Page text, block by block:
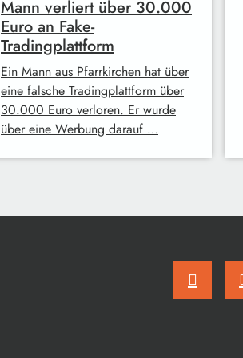
Mann verliert über 30.000
Euro an Fake-
Tradingplattform
Ein Mann aus Pfarrkirchen hat über
eine falsche Tradingplattform über
30.000 Euro verloren. Er wurde
über eine Werbung darauf …